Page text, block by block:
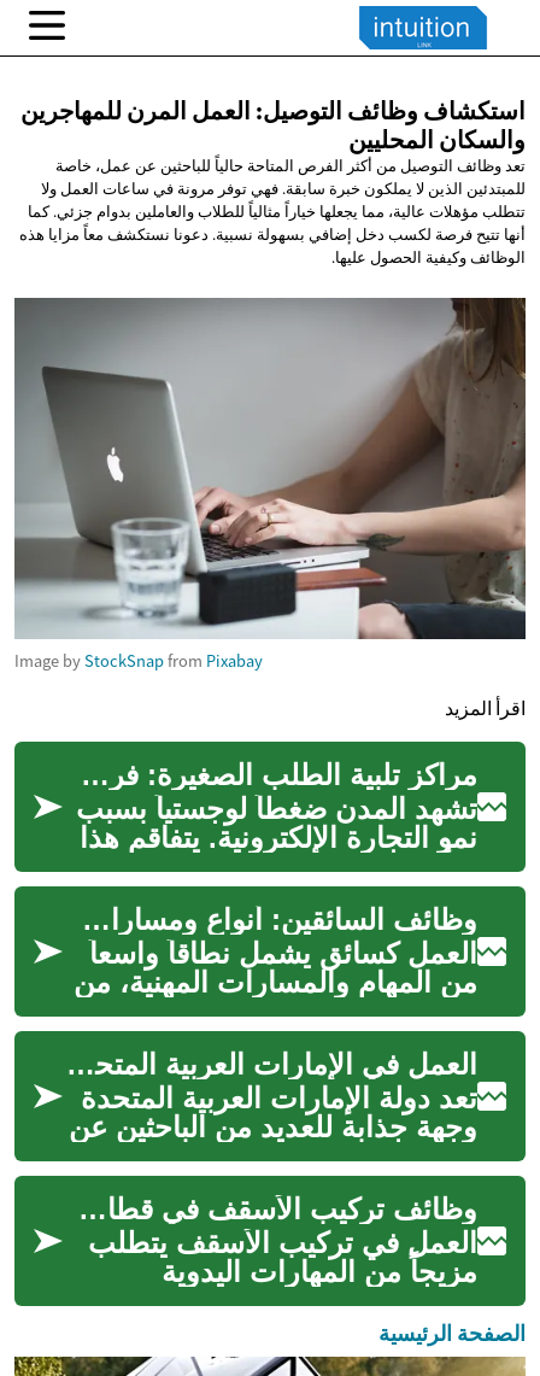
استكشاف وظائف التوصيل: العمل المرن للمهاجرين
والسكان المحليين
تعد وظائف التوصيل من أكثر الفرص المتاحة حالياً للباحثين عن عمل، خاصة
للمبتدئين الذين لا يملكون خبرة سابقة. فهي توفر مرونة في ساعات العمل ولا
تتطلب مؤهلات عالية، مما يجعلها خياراً مثالياً للطلاب والعاملين بدوام جزئي. كما
أنها تتيح فرصة لكسب دخل إضافي بسهولة نسبية. دعونا نستكشف معاً مزايا هذه
الوظائف وكيفية الحصول عليها.
Image byStockSnapfrom Pixabay
اقرأ المزيد
مراكز تلبية الطلب الصغيرة: فرصة عقارية حضرية
تشهد المدن ضغطاً لوجستياً بسبب
نمو التجارة الإلكترونية. يتفاقم هذا
التأثير قرب مراكز المدن وقرب
المستهلكين. ظهرت فرص ...
وظائف السائقين: أنواع ومسارات العمل في قطاع النقل
العمل كسائق يشمل نطاقاً واسعاً
من المهام والمسارات المهنية، من
قيادة سيارة ركاب خاصة إلى
تشغيل حافلات نقل جماعي أو تق...
العمل في الإمارات العربية المتحدة: فرص واعدة للسائقين المحترفين
تعد دولة الإمارات العربية المتحدة
وجهة جذابة للعديد من الباحثين عن
فرص عمل مميزة، خاصة في مجال
النقل والمواصلات. تشته...
وظائف تركيب الأسقف في قطاع البناء: دليل عملي موجز
العمل في تركيب الأسقف يتطلب
مزيجاً من المهارات اليدوية
والمعرفة التقنية وخبرة السلامة.
يضم هذا المجال مهام متنوعة من
...
الصفحة الرئيسية